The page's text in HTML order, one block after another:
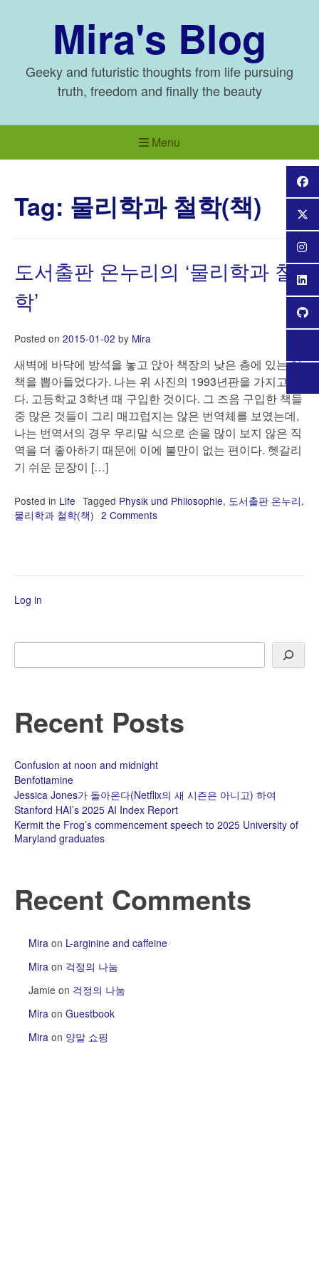
Mira's Blog
Geeky and futuristic thoughts from life pursuing
truth, freedom and finally the beauty
Menu
Tag: 물리학과 철학(책)
도서출판 온누리의 ‘물리학과 철
학’
Posted on 2015-01-02 by Mira
새벽에 바닥에 방석을 놓고 앉아 책장의 낮은 층에 있는 이
책을 뽑아들었다가. 나는 위 사진의 1993년판을 가지고 있
다. 고등학교 3학년 때 구입한 것이다. 그 즈음 구입한 책들
중 많은 것들이 그리 매끄럽지는 않은 번역체를 보였는데,
나는 번역서의 경우 우리말 식으로 손을 많이 보지 않은 직
역을 더 좋아하기 때문에 이에 불만이 없는 편이다. 헷갈리
기 쉬운 문장이 […]
Posted in Life Tagged Physik und Philosophie, 도서출판 온누리,
물리학과 철학(책) 2 Comments
‘물
학
학’
Log in
Search
Recent Posts
Confusion at noon and midnight
Benfotiamine
Jessica Jones가 돌아온다(Netflix의 새 시즌은 아니고) 하여
Stanford HAI’s 2025 AI Index Report
Kermit the Frog’s commencement speech to 2025 University of
Maryland graduates
Recent Comments
Mira on L-arginine and caffeine
Mira on 걱정의 나눔
Jamie on 걱정의 나눔
Mira on Guestbook
Mira on 양말 쇼핑